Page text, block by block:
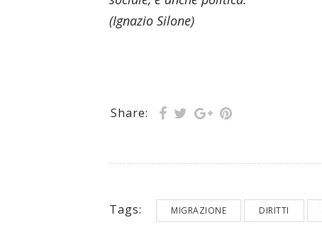
(Ignazio Silone)
Share:
Tags: MIGRAZIONE DIRITTI